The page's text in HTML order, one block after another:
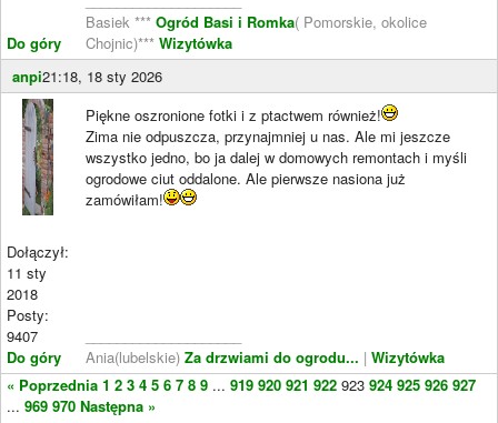
Do góry
Basiek *** Ogród Basi i Romka( Pomorskie, okolice
Chojnic)*** Wizytówka
anpi21:18, 18 sty 2026
Dołączył:
11 sty
2018
Posty:
9407
Do góry
Piękne oszronione fotki i z ptactwem również!
Zima nie odpuszcza, przynajmniej u nas. Ale mi jeszcze
wszystko jedno, bo ja dalej w domowych remontach i myśli
ogrodowe ciut oddalone. Ale pierwsze nasiona już
zamówiłam!
Ania(lubelskie) Za drzwiami do ogrodu... | Wizytówka
« Poprzednia 1 2 3 4 5 6 7 8 9 ... 919 920 921 922 923 924 925 926 927
... 969 970 Następna »